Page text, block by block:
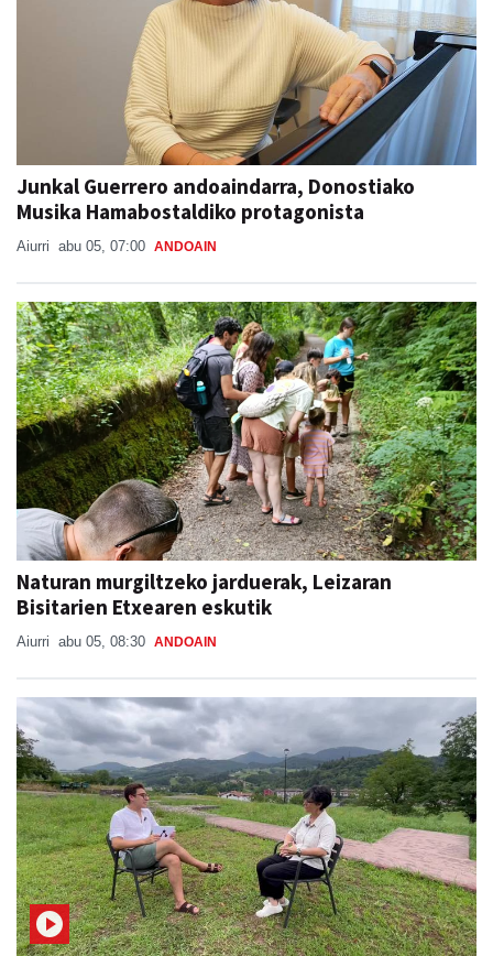
Junkal Guerrero andoaindarra, Donostiako
Musika Hamabostaldiko protagonista
Aiurri abu 05, 07:00 ANDOAIN
Naturan murgiltzeko jarduerak, Leizaran
Bisitarien Etxearen eskutik
Aiurri abu 05, 08:30 ANDOAIN